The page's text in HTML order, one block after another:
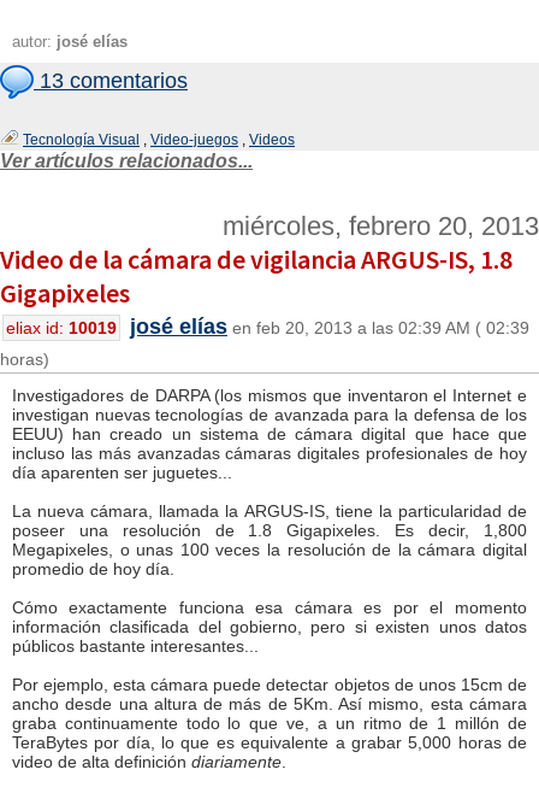
autor: josé elías
13 comentarios
Tecnología Visual , Video-juegos , Videos
Ver artículos relacionados...
miércoles, febrero 20, 2013
Video de la cámara de vigilancia ARGUS-IS, 1.8
Gigapixeles
eliax id: 10019 josé elías en feb 20, 2013 a las 02:39 AM ( 02:39
horas)
Investigadores de DARPA (los mismos que inventaron el Internet e
investigan nuevas tecnologías de avanzada para la defensa de los
EEUU) han creado un sistema de cámara digital que hace que
incluso las más avanzadas cámaras digitales profesionales de hoy
día aparenten ser juguetes...
La nueva cámara, llamada la ARGUS-IS, tiene la particularidad de
poseer una resolución de 1.8 Gigapixeles. Es decir, 1,800
Megapixeles, o unas 100 veces la resolución de la cámara digital
promedio de hoy día.
Cómo exactamente funciona esa cámara es por el momento
información clasificada del gobierno, pero si existen unos datos
públicos bastante interesantes...
Por ejemplo, esta cámara puede detectar objetos de unos 15cm de
ancho desde una altura de más de 5Km. Así mismo, esta cámara
graba continuamente todo lo que ve, a un ritmo de 1 millón de
TeraBytes por día, lo que es equivalente a grabar 5,000 horas de
video de alta definición diariamente